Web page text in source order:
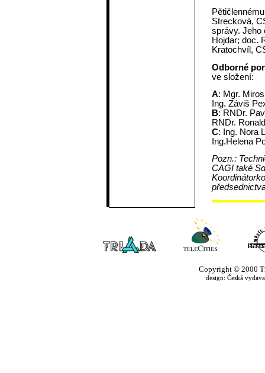
Strecková,
správy. Jeho
Hojdar; doc.
Kratochvíl,
Odborné
ve složení:
A: Mgr.
Ing. Záviš
B: RNDr.
RNDr.
C: Ing. Nora
Ing.Helena
Pozn.:
CAGI také
Copyright © 2000
design: Česká